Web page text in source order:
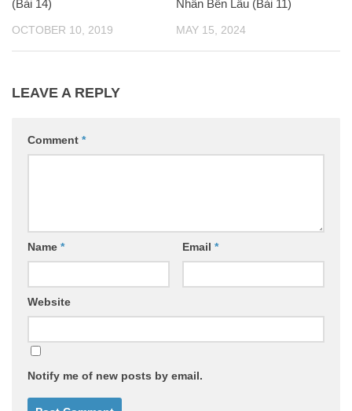
(Bài 14)
OCTOBER 10, 2019
Nhân Bền Lâu (Bài 11)
MAY 15, 2024
LEAVE A REPLY
Comment *
Name * Email *
Website
Notify me of new posts by email.